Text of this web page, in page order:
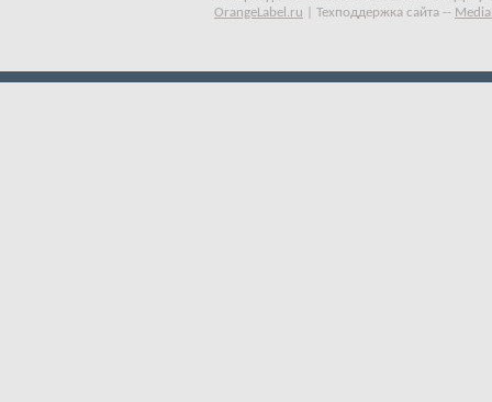
OrangeLabel.ru
Техподдержка сайта --